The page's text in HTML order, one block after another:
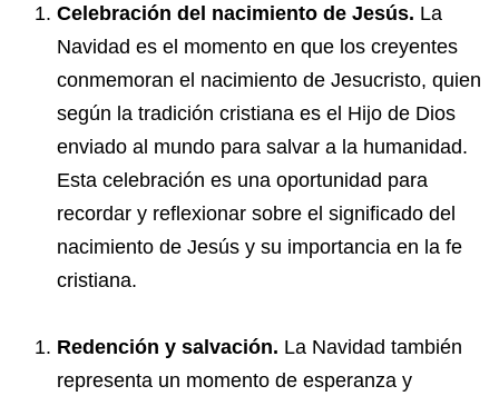
Celebración del nacimiento de Jesús. La
Navidad es el momento en que los creyentes
conmemoran el nacimiento de Jesucristo, quien
según la tradición cristiana es el Hijo de Dios
enviado al mundo para salvar a la humanidad.
Esta celebración es una oportunidad para
recordar y reflexionar sobre el significado del
nacimiento de Jesús y su importancia en la fe
cristiana.
Redención y salvación. La Navidad también
representa un momento de esperanza y